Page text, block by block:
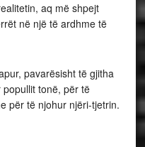
aq më shpejt
në një të ardhme të
pavarësisht të gjitha
tonë, për të
për të njohur njëri-tjetrin.